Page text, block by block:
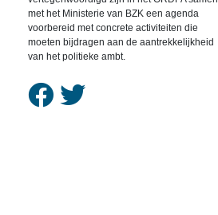
met het Ministerie van BZK een agenda
voorbereid met concrete activiteiten die
moeten bijdragen aan de aantrekkelijkheid
van het politieke ambt.